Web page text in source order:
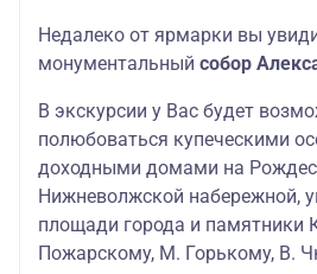
Недалеко от ярмарки вы
монументальный собор
В экскурсии у Вас будет
полюбоваться купеческими
доходными домами на
Нижневолжской набережной,
площади города и памятники
Пожарскому, М. Горькому, В.